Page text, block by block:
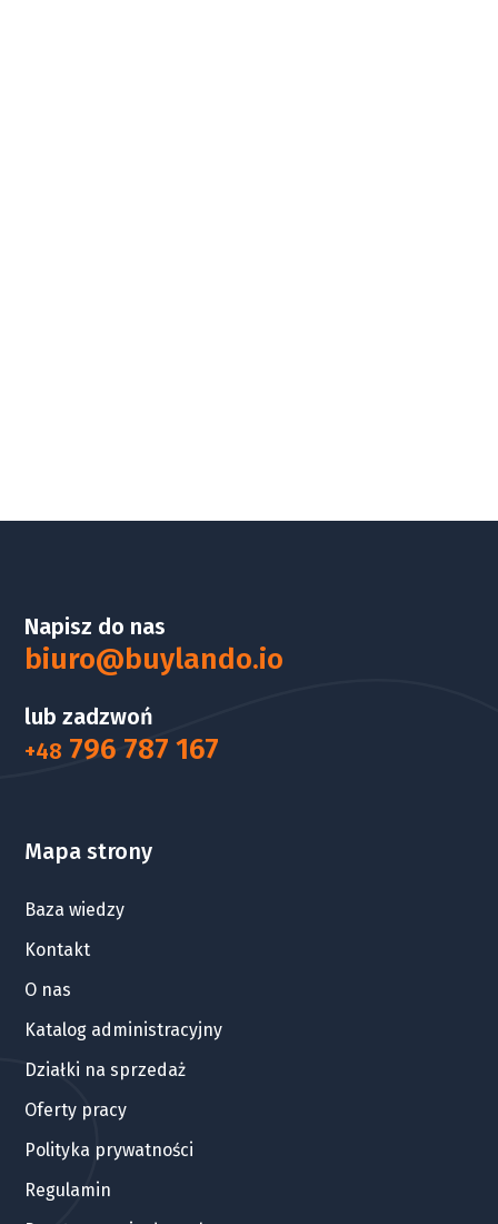
Napisz do nas
biuro@buylando.io
lub zadzwoń
+48 796 787 167
Mapa strony
Baza wiedzy
Kontakt
O nas
Katalog administracyjny
Działki na sprzedaż
Oferty pracy
Polityka prywatności
Regulamin